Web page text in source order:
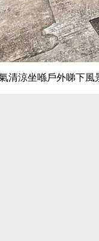
清涼坐喺戶外睇下風